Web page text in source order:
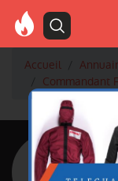
Accueil
Commandant